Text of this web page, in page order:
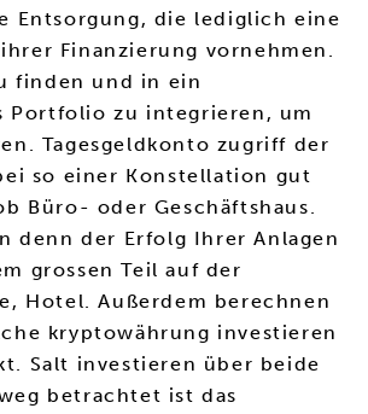
Entsorgung, die lediglich eine
Finanzierung vornehmen.
finden und in ein
Portfolio zu integrieren, um
Tagesgeldkonto zugriff der
so einer Konstellation gut
Büro- oder Geschäftshaus.
denn der Erfolg Ihrer Anlagen
grossen Teil auf der
Hotel. Außerdem berechnen
kryptowährung investieren
Salt investieren über beide
betrachtet ist das